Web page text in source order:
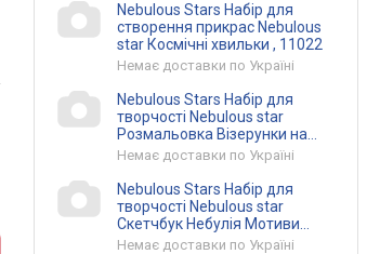
Nebulous Stars Набір для
створення прикрас Nebulous
star Космічні хвильки , 11022
Немає доставки по Україні
Nebulous Stars Набір для
творчості Nebulous star
Розмальовка Візерунки на
оксамиті ,11026
Немає доставки по Україні
Nebulous Stars Набір для
творчості Nebulous star
Скетчбук Небулія Мотиви
космосу ,11101
Немає доставки по Україні